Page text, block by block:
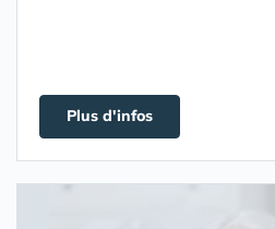
Plus d'infos